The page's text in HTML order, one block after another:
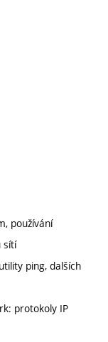
používání
sítí
ping, dalších
protokoly IP